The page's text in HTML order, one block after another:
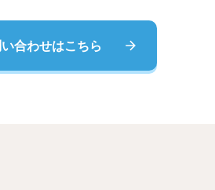
合わせはこちら